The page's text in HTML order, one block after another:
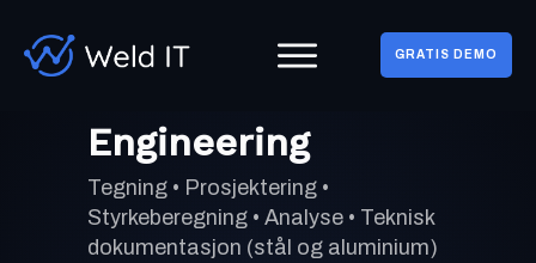
GRATIS DEMO
Engineering
Tegning • Prosjektering •
Styrkeberegning • Analyse • Teknisk
dokumentasjon (stål og aluminium)